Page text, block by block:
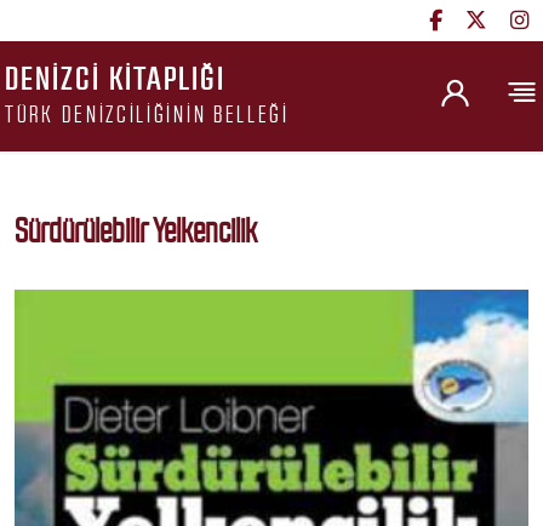
DENIZCI KITAPLIĞI
TÜRK DENIZCILIĞININ BELLEĞI
Sürdürülebilir Yelkencilik